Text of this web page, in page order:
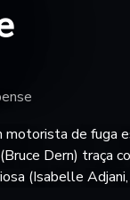
de fuga
Dern) traça
(Isabelle